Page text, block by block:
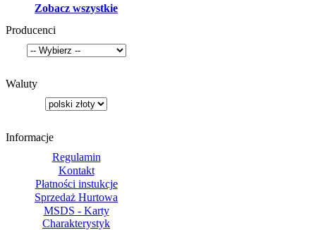
Zobacz wszystkie
Producenci
Waluty
Informacje
Regulamin
Kontakt
Płatności instukcje
Sprzedaż Hurtowa
MSDS - Karty
Charakterystyk